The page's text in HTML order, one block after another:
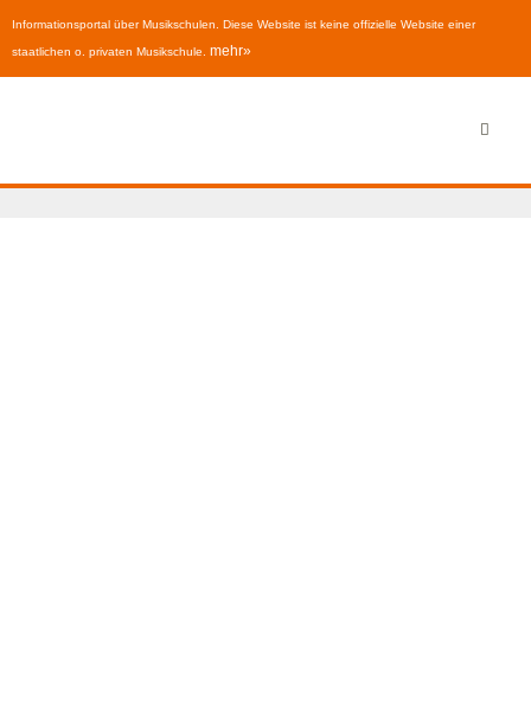
Informationsportal über Musikschulen. Diese Website ist keine offizielle Website einer
staatlichen o. privaten Musikschule. mehr»